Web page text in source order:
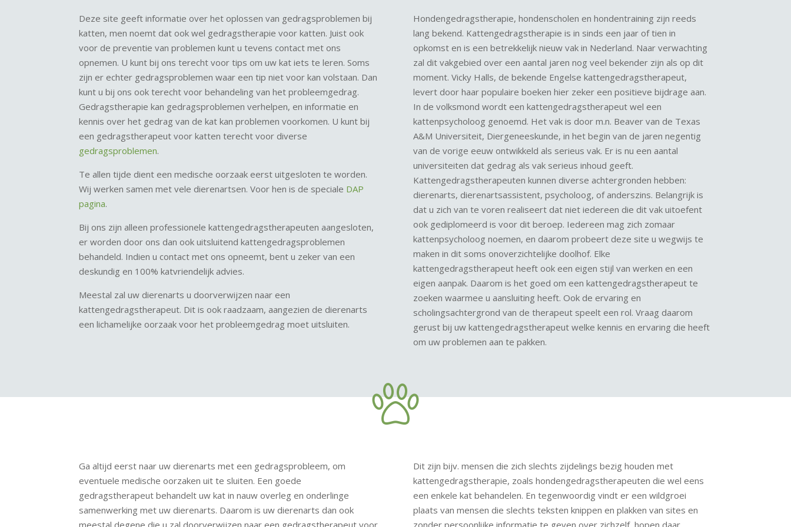
Deze site geeft informatie over het oplossen van gedragsproblemen bij
katten, men noemt dat ook wel gedragstherapie voor katten. Juist ook
voor de preventie van problemen kunt u tevens contact met ons
opnemen. U kunt bij ons terecht voor tips om uw kat iets te leren. Soms
zijn er echter gedragsproblemen waar een tip niet voor kan volstaan. Dan
kunt u bij ons ook terecht voor behandeling van het probleemgedrag.
Gedragstherapie kan gedragsproblemen verhelpen, en informatie en
kennis over het gedrag van de kat kan problemen voorkomen. U kunt bij
een gedragstherapeut voor katten terecht voor diverse
gedragsproblemen.
Te allen tijde dient een medische oorzaak eerst uitgesloten te worden.
Wij werken samen met vele dierenartsen. Voor hen is de speciale DAP
pagina.
Bij ons zijn alleen professionele kattengedragstherapeuten aangesloten,
er worden door ons dan ook uitsluitend kattengedragsproblemen
behandeld. Indien u contact met ons opneemt, bent u zeker van een
deskundig en 100% katvriendelijk advies.
Meestal zal uw dierenarts u doorverwijzen naar een
kattengedragstherapeut. Dit is ook raadzaam, aangezien de dierenarts
een lichamelijke oorzaak voor het probleemgedrag moet uitsluiten.
Hondengedragstherapie, hondenscholen en hondentraining zijn reeds
lang bekend. Kattengedragstherapie is in sinds een jaar of tien in
opkomst en is een betrekkelijk nieuw vak in Nederland. Naar verwachting
zal dit vakgebied over een aantal jaren nog veel bekender zijn als op dit
moment. Vicky Halls, de bekende Engelse kattengedragstherapeut,
levert door haar populaire boeken hier zeker een positieve bijdrage aan.
In de volksmond wordt een kattengedragstherapeut wel een
kattenpsycholoog genoemd. Het vak is door m.n. Beaver van de Texas
A&M Universiteit, Diergeneeskunde, in het begin van de jaren negentig
van de vorige eeuw ontwikkeld als serieus vak. Er is nu een aantal
universiteiten dat gedrag als vak serieus inhoud geeft.
Kattengedragstherapeuten kunnen diverse achtergronden hebben:
dierenarts, dierenartsassistent, psycholoog, of anderszins. Belangrijk is
dat u zich van te voren realiseert dat niet iedereen die dit vak uitoefent
ook gediplomeerd is voor dit beroep. Iedereen mag zich zomaar
kattenpsycholoog noemen, en daarom probeert deze site u wegwijs te
maken in dit soms onoverzichtelijke doolhof. Elke
kattengedragstherapeut heeft ook een eigen stijl van werken en een
eigen aanpak. Daarom is het goed om een kattengedragstherapeut te
zoeken waarmee u aansluiting heeft. Ook de ervaring en
scholingsachtergrond van de therapeut speelt een rol. Vraag daarom
gerust bij uw kattengedragstherapeut welke kennis en ervaring die heeft
om uw problemen aan te pakken.
Ga altijd eerst naar uw dierenarts met een gedragsprobleem, om
eventuele medische oorzaken uit te sluiten. Een goede
gedragstherapeut behandelt uw kat in nauw overleg en onderlinge
samenwerking met uw dierenarts. Daarom is uw dierenarts dan ook
meestal degene die u zal doorverwijzen naar een gedragstherapeut voor
Dit zijn bijv. mensen die zich slechts zijdelings bezig houden met
kattengedragstherapie, zoals hondengedragstherapeuten die wel eens
een enkele kat behandelen. En tegenwoordig vindt er een wildgroei
plaats van mensen die slechts teksten knippen en plakken van sites en
zonder persoonlijke informatie te geven over zichzelf, hopen daar